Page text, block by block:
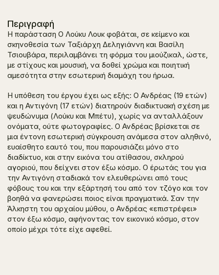
Περιγραφή
Η παράσταση Ο Λούκυ Λουκ φοβάται, σε κείμενο και
σκηνοθεσία των Ταξιάρχη Δεληγιάννη και Βασίλη
Τσιουβάρα, περιλαμβάνει τη φόρμα του μιούζικαλ, ώστε,
με στίχους και μουσική, να δοθεί χρώμα και ποιητική
αμεσότητα στην εσωτερική διαμάχη του ήρωα.
Η υπόθεση του έργου έχει ως εξής: Ο Ανδρέας (19 ετών)
και η Αντιγόνη (17 ετών) διατηρούν διαδικτυακή σχέση με
ψευδώνυμα (Λούκυ και Μπέτυ), χωρίς να ανταλλάξουν
ονόματα, ούτε φωτογραφίες. Ο Ανδρέας βρίσκεται σε
μια έντονη εσωτερική σύγκρουση ανάμεσα στον αληθινό,
ευαίσθητο εαυτό του, που παρουσιάζει μόνο στο
διαδίκτυο, και στην εικόνα του ατίθασου, σκληρού
αγοριού, που δείχνει στον έξω κόσμο. Ο έρωτάς του για
την Αντιγόνη σταδιακά τον ελευθερώνει από τους
φόβους του και την εξάρτησή του από τον τζόγο και τον
βοηθά να φανερώσει ποιος είναι πραγματικά. Σαν την
Άλκηστη του αρχαίου μύθου, ο Ανδρέας «επιστρέφει»
στον έξω κόσμο, αφήνοντας τον εικονικό κόσμο, στον
οποίο μέχρι τότε είχε αφεθεί.